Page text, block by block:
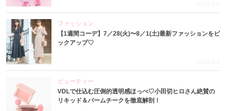
2026.8.6
ファッション
【1週間コーデ】7／28(火)〜8／1(土)最新ファッションをピ
ックアップ♡
2026.8.5
ビューティー
VDLで仕込む圧倒的透明感ほっぺ♡小田切ヒロさん絶賛の
リキッド＆バームチークを徹底解剖！